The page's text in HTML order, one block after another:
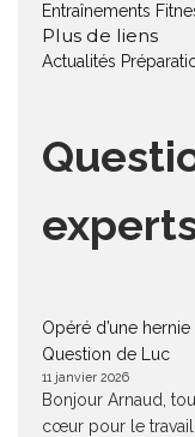
Entraînements
Plus de liens
Actualités
Opéré d’une
Question de Luc
11 janvier 2026
Bonjour Arnaud,
cœur pour le travail